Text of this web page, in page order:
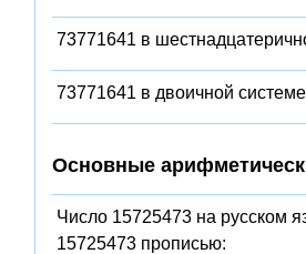
73771641 в
73771641 в двоичной системе
Основные
Число 15725473 на русском
15725473 прописью: